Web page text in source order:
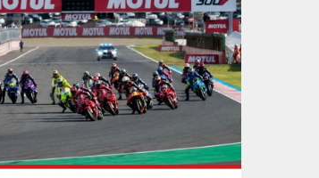
新車．絕版車